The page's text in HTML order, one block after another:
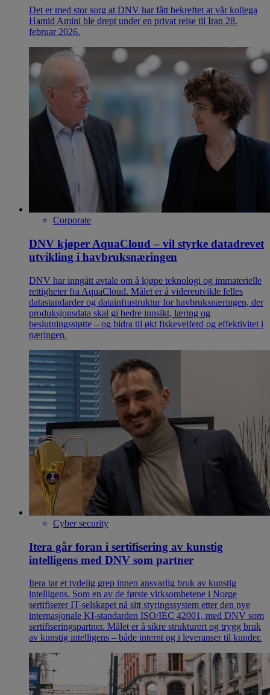
Det er med stor sorg at DNV har fått bekreftet at vår kollega
Hamid Amini ble drept under en privat reise til Iran 28.
februar 2026.
Corporate
DNV kjøper AquaCloud – vil styrke datadrevet
utvikling i havbruksnæringen
DNV har inngått avtale om å kjøpe teknologi og immaterielle
rettigheter fra AquaCloud. Målet er å videreutvikle felles
datastandarder og datainfrastruktur for havbruksnæringen, der
produksjonsdata skal gi bedre innsikt, læring og
beslutningsstøtte – og bidra til økt fiskevelferd og effektivitet i
næringen.
Cyber security
Itera går foran i sertifisering av kunstig
intelligens med DNV som partner
Itera tar et tydelig grep innen ansvarlig bruk av kunstig
intelligens. Som en av de første virksomhetene i Norge
sertifiserer IT-selskapet nå sitt styringssystem etter den nye
internasjonale KI-standarden ISO/IEC 42001, med DNV som
sertifiseringspartner. Målet er å sikre strukturert og trygg bruk
av kunstig intelligens – både internt og i leveranser til kunder.